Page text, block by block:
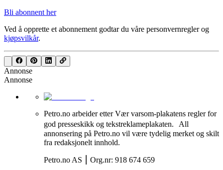
Bli abonnent her
Ved å opprette et abonnement godtar du våre personvernreglerog
kjøpsvilkår.
Annonse
Annonse
Petro.no arbeider etter Vær varsom-plakatens regler for
god presseskikk og tekstreklameplakaten. All
annonsering på Petro.no vil være tydelig merket og skilt
fra redaksjonelt innhold.
Petro.no AS ⎮ Org.nr: 918 674 659